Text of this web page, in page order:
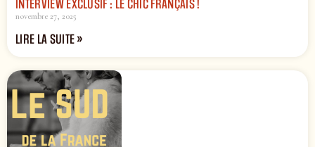
INTERVIEW EXCLUSIF : LE CHIC FRANÇAIS !
novembre 27, 2025
LIRE LA SUITE »